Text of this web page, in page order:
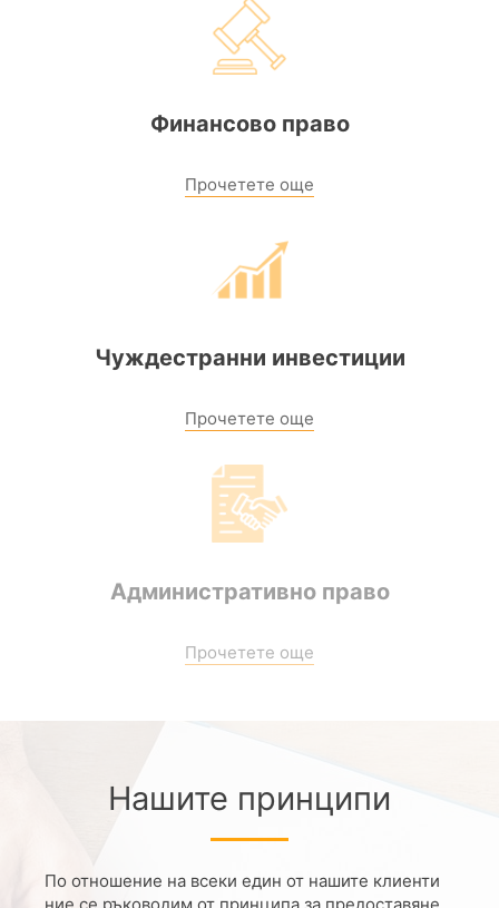
Финансово право
Прочетете още
Чуждестранни инвестиции
Прочетете още
Административно право
Прочетете още
Нашите принципи
По отношение на всеки един от нашите клиенти